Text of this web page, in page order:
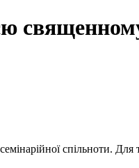
спільноти. Для